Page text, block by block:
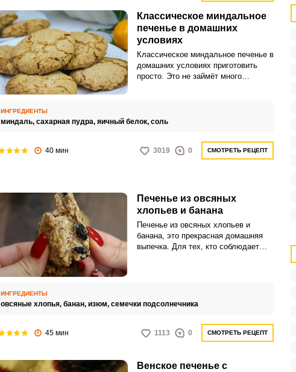
Классическое миндальное
печенье в домашних
условиях
Классическое миндальное печенье в
домашних условиях приготовить
просто. Это не займёт много
сладкоежками.Существует
ИНГРЕДИЕНТЫ
миндаль, сахарная пудра, яичный белок, соль
40 мин 3019 0 СМОТРЕТЬ РЕЦЕПТ
Печенье из овсяных
хлопьев и банана
Печенье из овсяных хлопьев и
банана, это прекрасная домашняя
выпечка. Для тех, кто соблюдает
собственными руками, это просто
ИНГРЕДИЕНТЫ
овсяные хлопья, банан, изюм, семечки подсолнечника
45 мин 1113 0 СМОТРЕТЬ РЕЦЕПТ
Венское печенье с
ВХОД НА САЙТ РЕГИСТРАЦИЯ
с помощью социальных сетей: